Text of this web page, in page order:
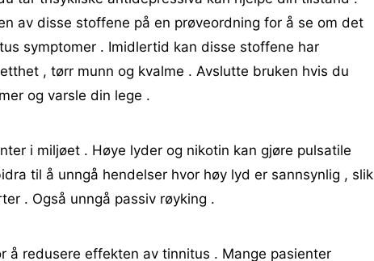
av disse stoffene på en prøveordning for å se om det
symptomer . Imidlertid kan disse stoffene har
, tørr munn og kvalme . Avslutte bruken hvis du
og varsle din lege .
i miljøet . Høye lyder og nikotin kan gjøre pulsatile
til å unngå hendelser hvor høy lyd er sannsynlig , slik
. Også unngå passiv røyking .
å redusere effekten av tinnitus . Mange pasienter